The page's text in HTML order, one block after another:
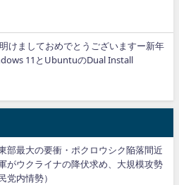
けましておめでとうございますー新年
11とUbuntuのDual Install
部最大の要衝・ポクロウシク陥落間近
がウクライナの降伏求め、大規模攻勢
党内情勢）